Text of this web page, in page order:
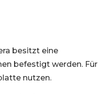
besitzt eine
befestigt werden. Für
nutzen.